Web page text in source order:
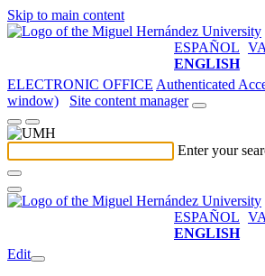
Skip to main content
ESPAÑOL
ENGLISH
ELECTRONIC OFFICE Authenticated
window)
Site content manager
Enter your
ESPAÑOL
ENGLISH
Edit